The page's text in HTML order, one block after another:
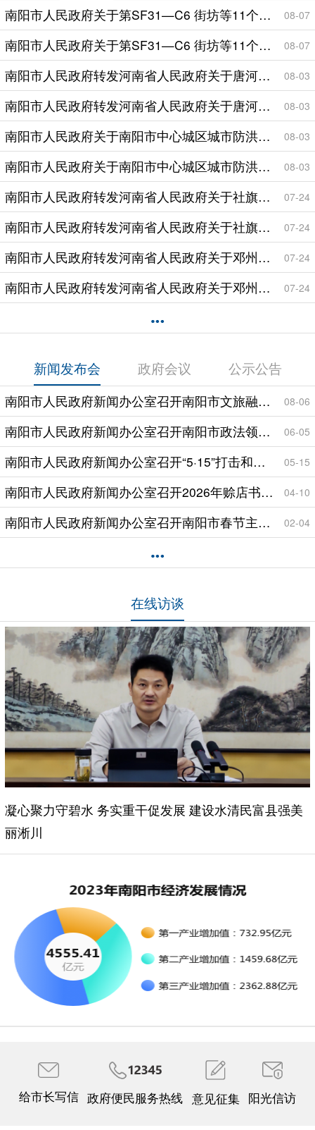
南阳市人民政府关于第SF31—C6 街坊等11个区域控制性详细规划的批复 08-07
南阳市人民政府关于第SF31—C6 街坊等11个区域控制性详细规划的批复 08-07
南阳市人民政府转发河南省人民政府关于唐河县2025年度第五批城市建设用地批复的通知 08-03
南阳市人民政府转发河南省人民政府关于唐河县2025年度第五批城市建设用地批复的通知 08-03
南阳市人民政府关于南阳市中心城区城市防洪排涝规划（2023—2035年）的批复 08-03
南阳市人民政府关于南阳市中心城区城市防洪排涝规划（2023—2035年）的批复 08-03
南阳市人民政府转发河南省人民政府关于社旗县2025年度第三批城市建设用地批复的通知 07-24
南阳市人民政府转发河南省人民政府关于社旗县2025年度第三批城市建设用地批复的通知 07-24
南阳市人民政府转发河南省人民政府关于邓州市2026年度第二批城市建设用地批复的通知 07-24
南阳市人民政府转发河南省人民政府关于邓州市2026年度第二批城市建设用地批复的通知 07-24
新闻发布会 政府会议 公示公告
南阳市人民政府新闻办公室召开南阳市文旅融合发展工作新闻发布会 08-06
南阳市人民政府新闻办公室召开南阳市政法领域改革调研成果、典型案例新闻发布会 06-05
南阳市人民政府新闻办公室召开“5·15”打击和防范经济犯罪宣传日新闻发布会 05-15
南阳市人民政府新闻办公室召开2026年赊店书会文化惠民活动新闻发布会 04-10
南阳市人民政府新闻办公室召开南阳市春节主题群众安全和民生保障工作新闻发布会 02-04
在线访谈
凝心聚力守碧水 务实重干促发展 建设水清民富县强美
丽淅川
给市长写信 政府便民服务热线 意见征集 阳光信访